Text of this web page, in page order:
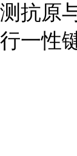
测抗原
行一性